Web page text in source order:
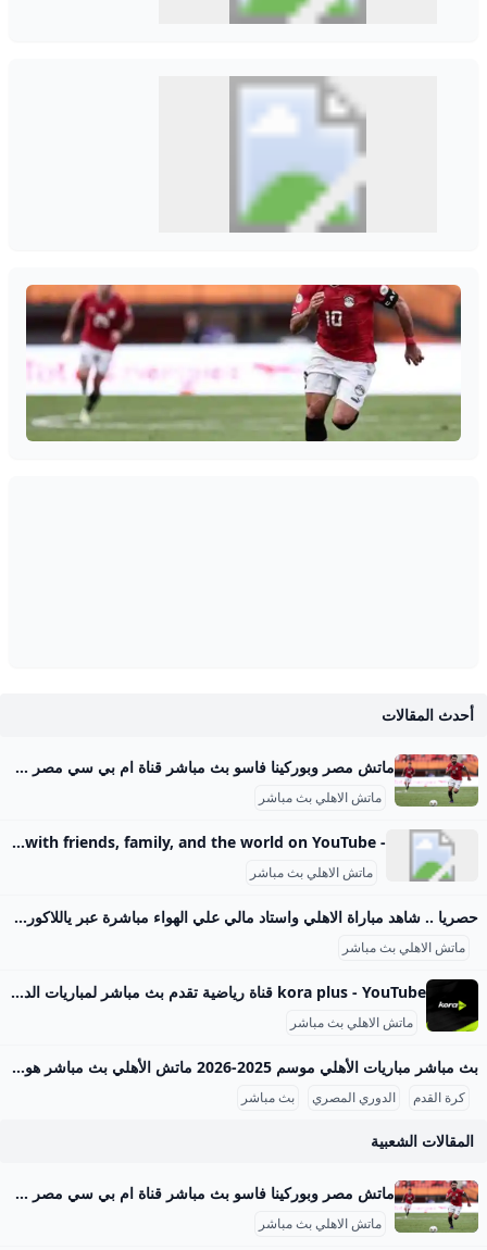
أحدث المقالات
ماتش مصر وبوركينا فاسو بث مباشر قناة ام بي سي مصر 2 من الممكن مشاهدة مباراة بوركينا فاسو ضد مصر بث مباشر اليوم عبر قنوات SSC السعودية وقنوات أون سبورت المصرية وقناة MBC MASR 2، وأيضًا عن طريق البث المباشر ماتش مصر وبوركينا فاسو بث مباشر قناة ام بي سي مصر 2 Published 16 ساعة agoon 2025-09-09By تركيا اليوموتقام المباراة على ملعب 4 أغسطس بالعاصمة واجادوجو، حيث يسعى الفراعنة إلى تحقيق الفوز وخطف بطاقة التأهل المباشر إلى النهائيات قبل جولتين من نهاية التصفيات، إذ سيرفع الانتصار رصيد المنتخب إلى 22 نقطة تضمن له العبور دون انتظار بقية النتائج.
ماتش الاهلي بث مباشر
- YouTube Enjoy the videos and music you love, upload original content, and share it all with friends, family, and the world on YouTube.
ماتش الاهلي بث مباشر
حصريا .. شاهد مباراة الاهلي واستاد مالي علي الهواء مباشرة عبر ياللاكورة يلاكورة اعضاء وزوار Yallakora.com الكرام، يسعد الموقع ان يبلغكم بأنه حصل بشكل حصري علي حقوق بث ونقل لقائي الاهلي والزمالك في دوري ابطال افريقيا علي الهواء مباشرة. مباريات الغد 06:11 م 14/05/2012 حصريا .. شاهد مباراة الاهلي واستاد مالي علي الهواء مباشرة عبر ياللاكورة تابعنا على كتب - فريق عمل ياللاكورة:اعضاء وزوار Yallakora.com الكرام، يسعد الموقع ان يبلغكم بأنه حصل بشكل حصري علي حقوق بث ونقل لقاء الأهلي واستاد مالي في دوري ابطال افريقيا علي الهواء مباشرة.
ماتش الاهلي بث مباشر
kora plus - YouTube قناة رياضية تقدم بث مباشر لمباريات الدوري وكأس مصر.. ومتابعة الأخبار الحصرية.. وبرامج متنوعة
ماتش الاهلي بث مباشر
بث مباشر مباريات الأهلي موسم 2025-2026 ماتش الأهلي بث مباشر هو حدث رياضي أساسي لعشاق كرة القدم في مصر والوطن العربي، حيث يحظى الفريق الجماهيري الكبير بتغطية إعلامية واهتمام واسع، خصوصًا في موسم 2025-2026 من الدوري المصري الممتاز. تتسم مباريات الأهلي هذا الموسم بالتنافسية والجدية بعد بداية متذبذبة كما يظهر من وضعيته الحالية في جدول الترتيب، حيث يسعى الفريق لاستعادة مستواه المتميز. مواعيد مباريات الأهلي تفصيليًا وفقًا لجدول مباريات الأهلي المعتمد من رابطة الأندية المصرية المحترفة، كان آخر لقاء جماهيري للأهلي في الدوري يوم 14 سبتمبر 2025 ضد إنبي على ملعب المقاولون العرب، في مباراة أقيمت ضمن الجولة السادسة.
كرة القدم الدوري المصري بث مباشر
المقالات الشعبية
ماتش مصر وبوركينا فاسو بث مباشر قناة ام بي سي مصر 2 من الممكن مشاهدة مباراة بوركينا فاسو ضد مصر بث مباشر اليوم عبر قنوات SSC السعودية وقنوات أون سبورت المصرية وقناة MBC MASR 2، وأيضًا عن طريق البث المباشر ماتش مصر وبوركينا فاسو بث مباشر قناة ام بي سي مصر 2 Published 16 ساعة agoon 2025-09-09By تركيا اليوموتقام المباراة على ملعب 4 أغسطس بالعاصمة واجادوجو، حيث يسعى الفراعنة إلى تحقيق الفوز وخطف بطاقة التأهل المباشر إلى النهائيات قبل جولتين من نهاية التصفيات، إذ سيرفع الانتصار رصيد المنتخب إلى 22 نقطة تضمن له العبور دون انتظار بقية النتائج.
ماتش الاهلي بث مباشر